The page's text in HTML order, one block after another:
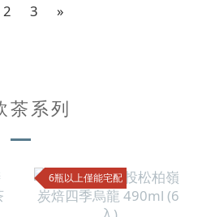
2 3 »
茶系列
6瓶以上僅能宅配